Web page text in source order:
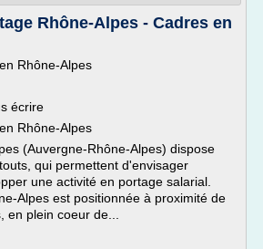
Rhône-Alpes - Cadres en
Rhône-Alpes
écrire
Rhône-Alpes
(Auvergne-Rhône-Alpes) dispose
qui permettent d'envisager
une activité en portage salarial.
Alpes est positionnée à proximité de
en plein coeur de...